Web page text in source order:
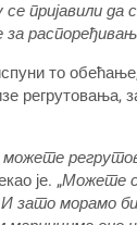
се пријавили да
за
то обећање,
регрутовања,
можете
је. „Можете
И зато морамо